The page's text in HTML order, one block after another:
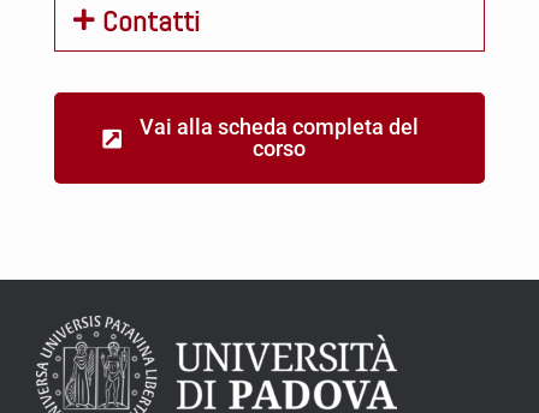
Contatti
Vai alla scheda completa del
corso